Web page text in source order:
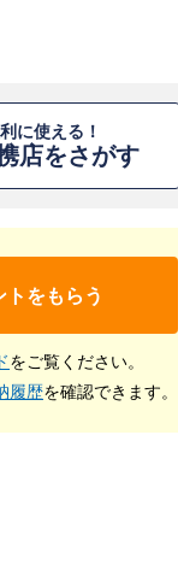
に使える！
店をさがす
をもらう
をご覧ください。
履歴を確認できます。